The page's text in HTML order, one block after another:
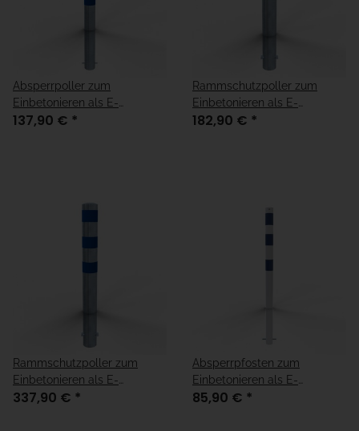
Absperrpoller zum
Einbetonieren als E-
Ladesäulenschutz verzinkt
137,90 € *
Rammschutzpoller zum
Einbetonieren als E-
Ladesäulenschutz verzinkt
182,90 € *
Rammschutzpoller zum
Einbetonieren als E-
Ladesäulenschutz verzinkt
337,90 € *
Absperrpfosten zum
Einbetonieren als E-
Ladesäulenschutz in weiß,
85,90 € *